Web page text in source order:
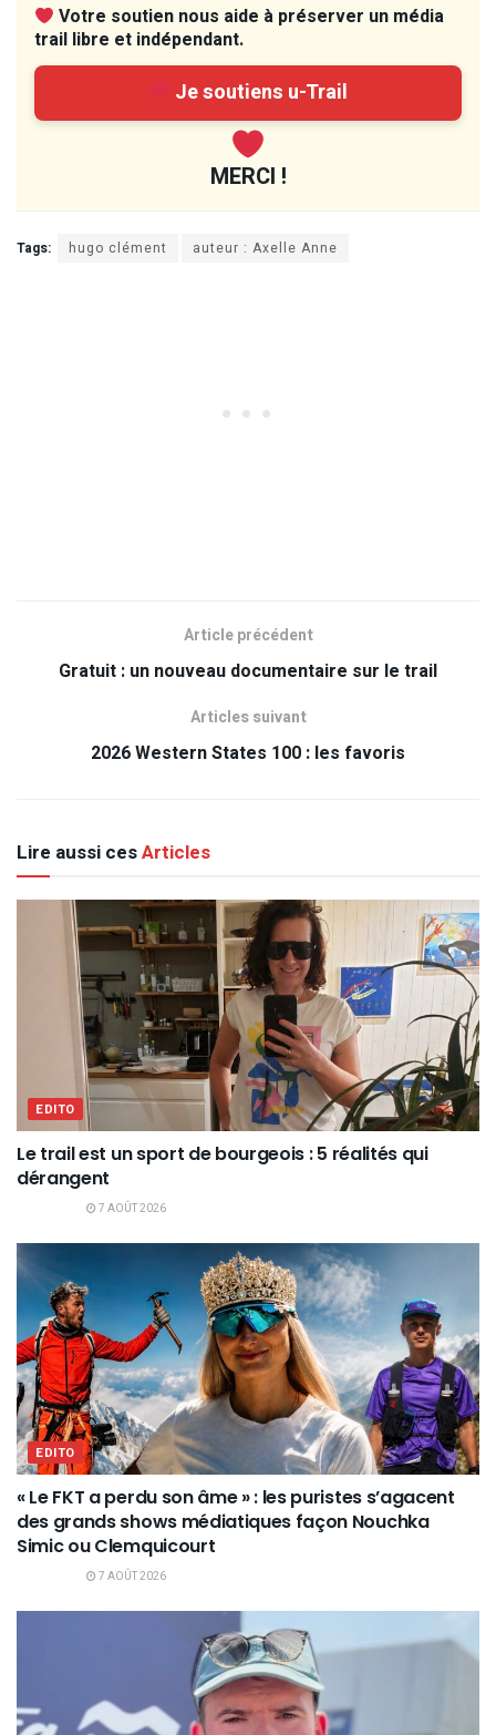
Votre soutien nous aide à préserver un média
trail libre et indépendant.
Je soutiens u-Trail
MERCI !
Tags: hugo clément auteur : Axelle Anne
Article précédent
Gratuit : un nouveau documentaire sur le trail
Articles suivant
2026 Western States 100 : les favoris
Lire aussi cesArticles
EDITO
Le trail est un sport de bourgeois : 5 réalités qui
dérangent
7 AOÛT 2026
EDITO
« Le FKT a perdu son âme » : les puristes s’agacent
des grands shows médiatiques façon Nouchka
Simic ou Clemquicourt
7 AOÛT 2026